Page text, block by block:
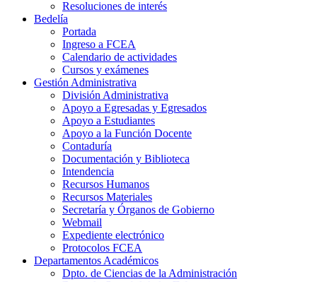
Resoluciones de interés
Bedelía
Portada
Ingreso a FCEA
Calendario de actividades
Cursos y exámenes
Gestión Administrativa
División Administrativa
Apoyo a Egresadas y Egresados
Apoyo a Estudiantes
Apoyo a la Función Docente
Contaduría
Documentación y Biblioteca
Intendencia
Recursos Humanos
Recursos Materiales
Secretaría y Órganos de Gobierno
Webmail
Expediente electrónico
Protocolos FCEA
Departamentos Académicos
Dpto. de Ciencias de la Administración